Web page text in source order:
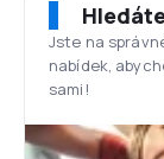
Jste na
nabídek,
sami!